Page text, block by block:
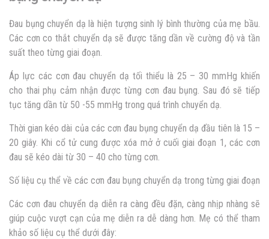
Đau bụng chuyển dạ là hiện tượng sinh lý bình thường của mẹ bầu.
Các cơn co thắt chuyển dạ sẽ được tăng dần về cường độ và tần
suất theo từng giai đoạn.
Áp lực các cơn đau chuyển dạ tối thiểu là 25 – 30 mmHg khiến
cho thai phụ cảm nhận được từng cơn đau bụng. Sau đó sẽ tiếp
tục tăng dần từ 50 -55 mmHg trong quá trình chuyển dạ.
Thời gian kéo dài của các cơn đau bụng chuyển dạ đầu tiên là 15 –
20 giây. Khi cổ tử cung được xóa mở ở cuối giai đoạn 1, các cơn
đau sẽ kéo dài từ 30 – 40 cho từng cơn.
Số liệu cụ thể về các cơn đau bụng chuyển dạ trong từng giai đoạn
Các cơn đau chuyển dạ diễn ra càng đều đặn, càng nhịp nhàng sẽ
giúp cuộc vượt cạn của mẹ diễn ra dễ dàng hơn. Mẹ có thể tham
khảo số liệu cụ thể dưới đây: